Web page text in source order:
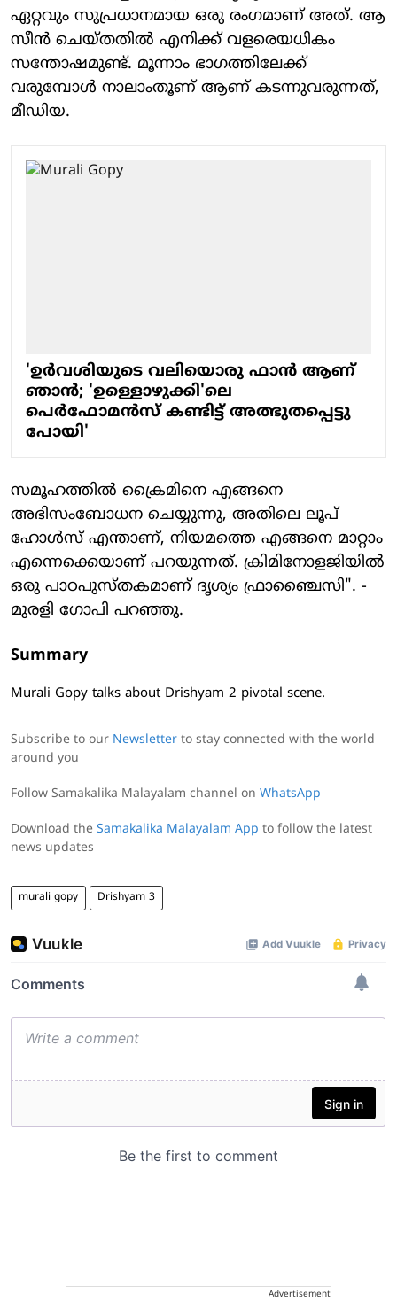
ഏറ്റവും സുപ്രധാനമായ ഒരു രം​ഗമാണ് അത്. ആ
സീൻ ചെയ്തതിൽ എനിക്ക് വളരെയധികം
സന്തോഷമുണ്ട്. മൂന്നാം ഭാ​ഗത്തിലേക്ക്
വരുമ്പോൾ നാലാംതൂണ് ആണ് കടന്നുവരുന്നത്,
മീഡിയ.
'ഉർവശിയുടെ വലിയൊരു ഫാൻ ആണ്
ഞാൻ; 'ഉള്ളൊഴുക്കി'ലെ
പെർ‌ഫോമൻസ് കണ്ടിട്ട് അത്ഭുതപ്പെട്ടു
പോയി'
സമൂഹത്തിൽ ക്രൈമിനെ എങ്ങനെ
അഭിസംബോധന ചെയ്യുന്നു, അതിലെ ലൂപ്
ഹോൾസ് എന്താണ്, നിയമത്തെ എങ്ങനെ മാറ്റാം
എന്നെക്കെയാണ് പറയുന്നത്. ക്രിമിനോളജിയിൽ
ഒരു പാഠപുസ്തകമാണ് ദൃശ്യം ഫ്രാഞ്ചൈസി". -
മുരളി ​ഗോപി പറഞ്ഞു.
Summary
Murali Gopy talks about Drishyam 2 pivotal scene.
Subscribe to our Newsletter to stay connected with the world
around you
Follow Samakalika Malayalam channel on WhatsApp
Download the Samakalika Malayalam App to follow the latest
news updates
murali gopy Drishyam 3
Advertisement